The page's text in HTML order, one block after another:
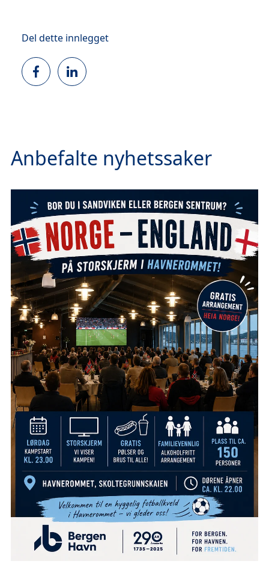
Del dette innlegget
Anbefalte nyhetssaker